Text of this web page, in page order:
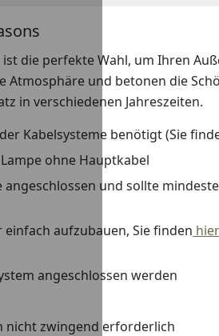
ist die perfekte Wahl, um Ihren
Atmosphäre und betonen die
in verschiedenen Jahreszeiten.
Kabelsysteme benötigt (Sie
ohne Hauptkabel
und sollte
aufzubauen, Sie finden
angeschlossen werden
nicht zwingend erforderlich